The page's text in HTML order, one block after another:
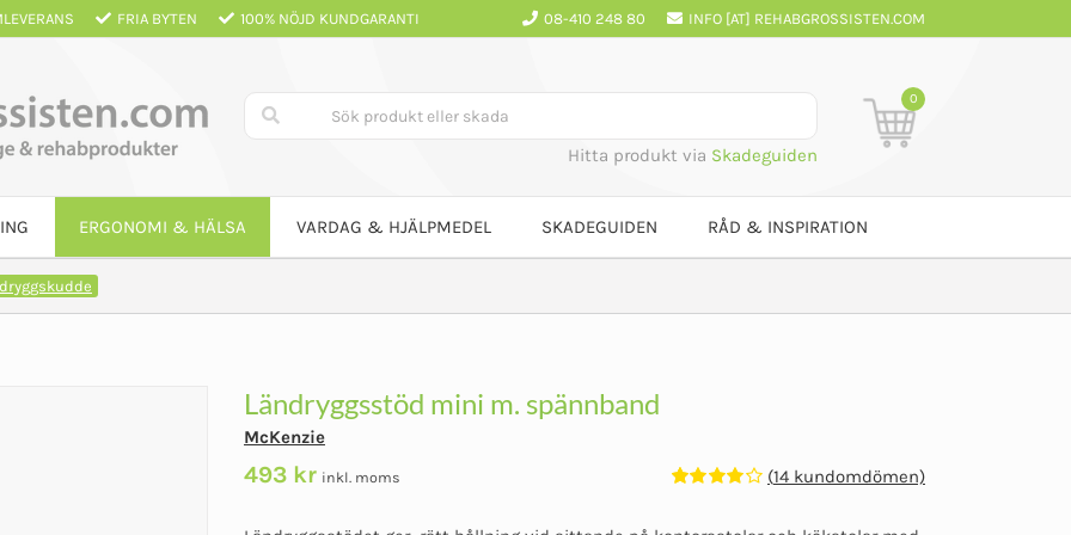
FRIA BYTEN 100% NÖJD KUNDGARANTI 08-410 248 80 INFO [AT] REHABGROSSISTEN.COM
Hitta produkt via Skadeguiden
0
ERGONOMI & HÄLSA VARDAG & HJÄLPMEDEL SKADEGUIDEN RÅD & INSPIRATION
Ländryggsstöd mini m. spännband
McKenzie
493 kr inkl. moms (14 kundomdömen)